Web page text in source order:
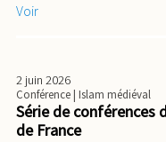
Voir
2 juin 2026
Conférence| Islam médiéval
Série de conférences
de France